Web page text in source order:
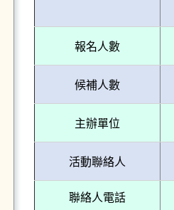
報名人數
候補人數
主辦單位
活動聯絡人
聯絡人電話